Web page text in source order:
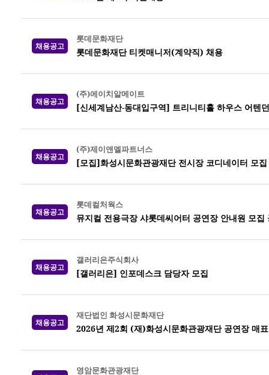
채용공고
롯데문화재단
롯데문화재단 티켓매니저(계약직) 채용
채용공고
(주)에이치알메이트
[신세계남산-동대입구역] 트리니티홀 하우스 어텐
채용공고
(주)제이앤엘파트너스
[모집]화성시문화관광재단 전시장 코디네이터 모집
채용공고
롯데컬처웍스
뮤지컬 전용극장 샤롯데씨어터 공연장 안내원 모
채용공고
갤러리은주식회사
[갤러리은] 인포데스크 담당자 모집
채용공고
재단법인 화성시문화재단
2026년 제2회 (재)화성시문화관광재단 공연장 매
영암문화관광재단